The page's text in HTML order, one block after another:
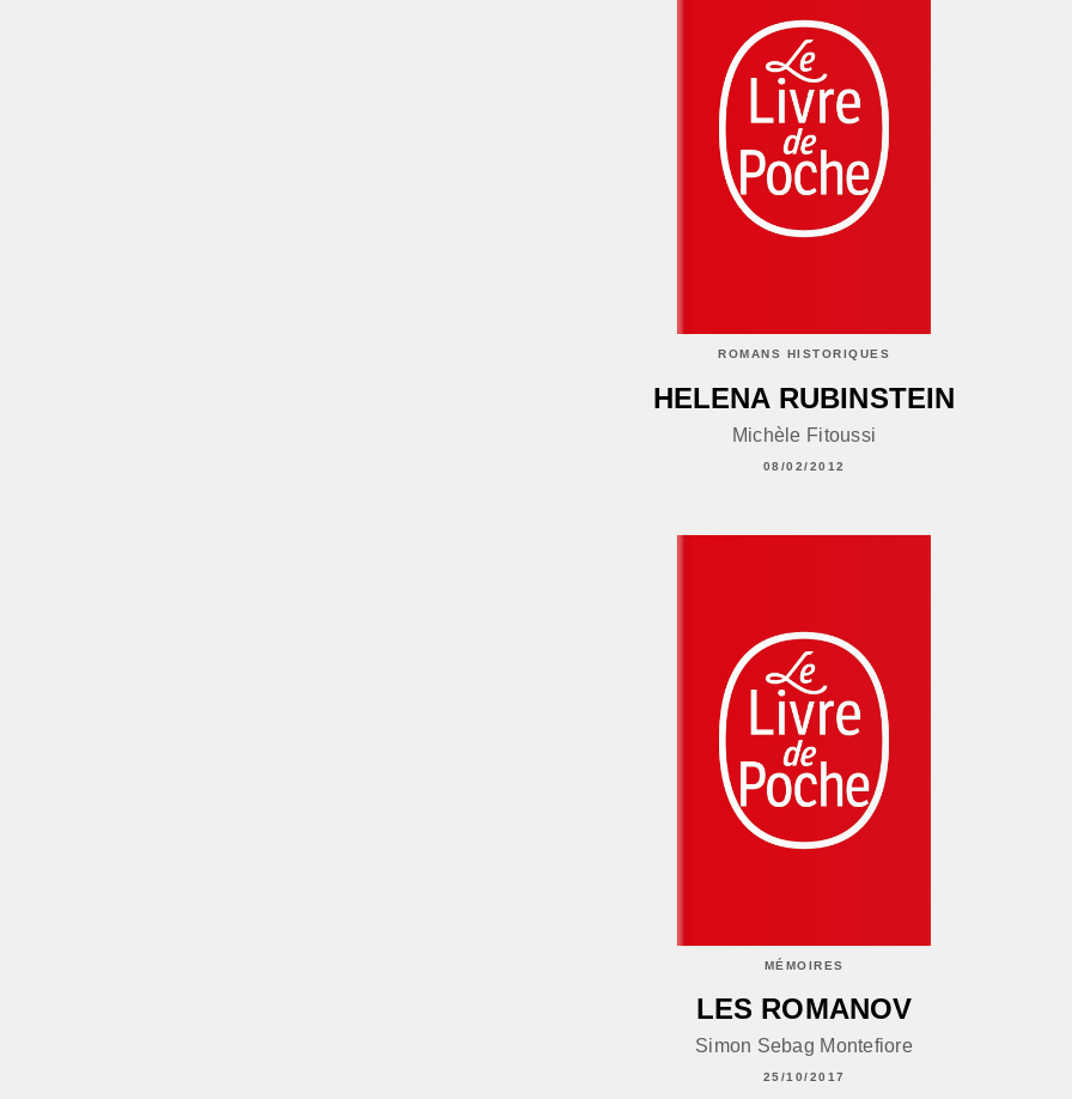
ROMANS HISTORIQUES
HELENA RUBINSTEIN
Michèle Fitoussi
08/02/2012
MÉMOIRES
LES ROMANOV
Simon Sebag Montefiore
25/10/2017